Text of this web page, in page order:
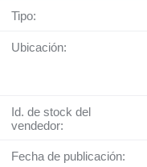
Tipo:
Ubicación:
Id. de stock del
vendedor:
Fecha de publicación: